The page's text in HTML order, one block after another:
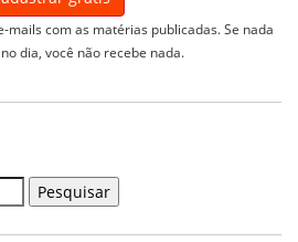
mails com as matérias publicadas. Se nada
dia, você não recebe nada.